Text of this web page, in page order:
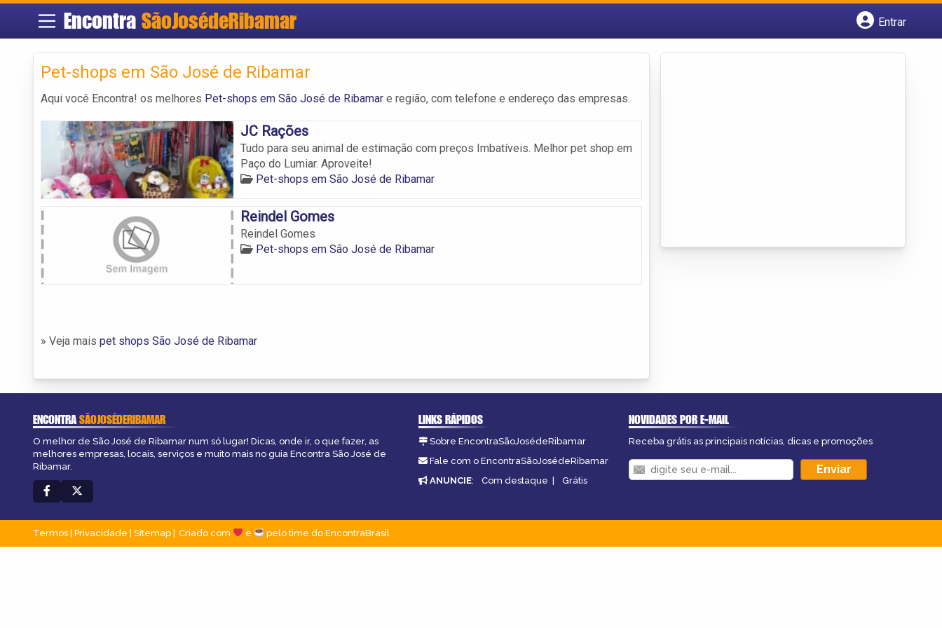
Encontra SãoJosédeRibamar
Entrar
Pet-shops em São José de Ribamar
Aqui você Encontra! os melhores Pet-shops em São José de Ribamar e região, com telefone e endereço das empresas.
JC Rações
Tudo para seu animal de estimação com preços Imbatíveis. Melhor pet shop em
Paço do Lumiar. Aproveite!
Pet-shops em São José de Ribamar
Reindel Gomes
Reindel Gomes
Pet-shops em São José de Ribamar
» Veja mais pet shops São José de Ribamar
ENCONTRASÃOJOSÉDERIBAMAR
O melhor de São José de Ribamar num só lugar! Dicas, onde ir, o que fazer, as
melhores empresas, locais, serviços e muito mais no guia Encontra São José de
Ribamar.
LINKS RÁPIDOS
Sobre EncontraSãoJosédeRibamar
Fale com o EncontraSãoJosédeRibamar
ANUNCIE: Com destaque | Grátis
NOVIDADES POR E-MAIL
Receba grátis as principais notícias, dicas e promoções
Termos | Privacidade | Sitemap Criado com e pelo time do EncontraBrasil